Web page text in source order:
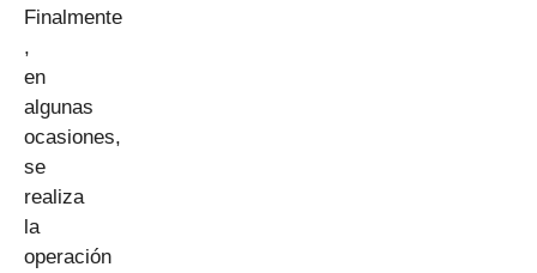
Finalmente
,
en
algunas
ocasiones,
se
realiza
la
operación